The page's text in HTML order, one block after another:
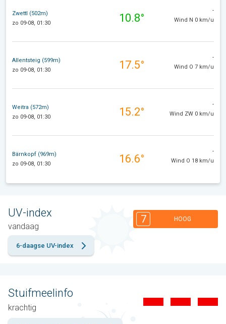
Zwettl (502m)
zo 09-08, 01:30
10.8°
-
Wind N 0 km/u
Allentsteig (599m)
zo 09-08, 01:30
17.5°
-
Wind O 7 km/u
Weitra (572m)
zo 09-08, 01:30
15.2°
-
Wind ZW 0 km/u
Bärnkopf (969m)
zo 09-08, 01:30
16.6°
-
Wind O 18 km/u
UV-index
vandaag
7 HOOG
6-daagse UV-index
Stuifmeelinfo
krachtig